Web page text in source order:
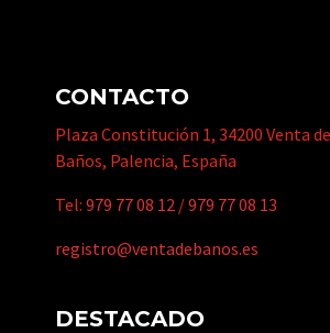
CONTACTO
Plaza Constitución 1, 34200 Venta de
Baños, Palencia, España
Tel: 979 77 08 12 /979 77 08 13
registro@ventadebanos.es
DESTACADO